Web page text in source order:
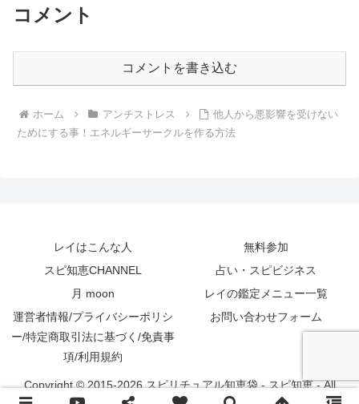
コメント
コメントを書き込む
ホーム アンチストレス
他人から悪影響を受けない
ためにする事！エネルギーサークルを作る方法
レイはこんな人
無料参加
スピ知恵CHANNEL
占い・スピビジネス
月 moon
レイの鑑定メニュー一覧
運営者情報/プライバシーポリシ
ー/特定商取引法に基づく/免責事
項/利用規約
お問い合わせフォーム
Copyright © 2015-2026 スピリチュアル知恵袋 - スピ知恵 - All